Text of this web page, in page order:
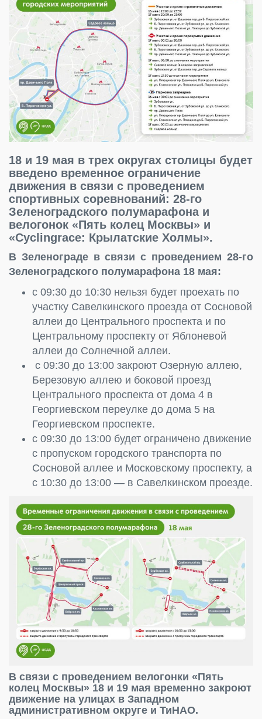
18 и 19 мая в трех округах столицы будет
введено временное ограничение
движения в связи с проведением
спортивных соревнований: 28-го
Зеленоградского полумарафона и
велогонок «Пять колец Москвы» и
«Cyclingrace: Крылатские Холмы».
В Зеленограде в связи с проведением 28-го
Зеленоградского полумарафона 18 мая:
с 09:30 до 10:30 нельзя будет проехать по
участку Савелкинского проезда от Сосновой
аллеи до Центрального проспекта и по
Центральному проспекту от Яблоневой
аллеи до Солнечной аллеи.
с 09:30 до 13:00 закроют Озерную аллею,
Березовую аллею и боковой проезд
Центрального проспекта от дома 4 в
Георгиевском переулке до дома 5 на
Георгиевском проспекте.
с 09:30 до 13:00 будет ограничено движение
с пропуском городского транспорта по
Сосновой аллее и Московскому проспекту, а
с 10:30 до 13:00 — в Савелкинском проезде.
В связи с проведением велогонки «Пять
колец Москвы» 18 и 19 мая временно закроют
движение на улицах в Западном
административном округе и ТиНАО.